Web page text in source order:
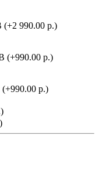
990.00 р.)
(+990.00 р.)
(+990.00 р.)